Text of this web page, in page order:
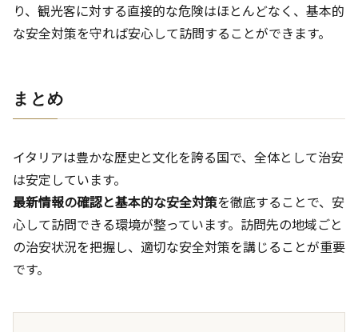
り、観光客に対する直接的な危険はほとんどなく、基本的
な安全対策を守れば安心して訪問することができます。
まとめ
イタリアは豊かな歴史と文化を誇る国で、全体として治安
は安定しています。
最新情報の確認と基本的な安全対策を徹底することで、安
心して訪問できる環境が整っています。訪問先の地域ごと
の治安状況を把握し、適切な安全対策を講じることが重要
です。